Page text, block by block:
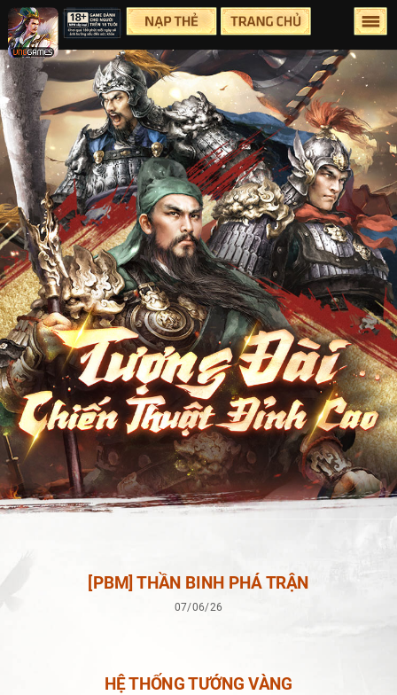
[PBM] THẦN BINH PHÁ TRẬN
07/06/26
HỆ THỐNG TƯỚNG VÀNG
Lên Đầu Trang
Trang chủ
Tin tức
Sự Kiện
Group
Facebook
Youtube
Hỗ Trợ
Điều Khoản